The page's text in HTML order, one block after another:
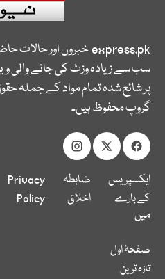
express.pkخبروں اور حالات
سب سے زیادہ وزٹ کی جانے
پر شائع شدہ تمام مواد کے جملہ
گروپ محفوظ ہیں۔
ایکسپریس
کے بارے
میں
ضابطہ
اخلاق
Privacy
Policy
صفحۂ اول
تازہ ترین